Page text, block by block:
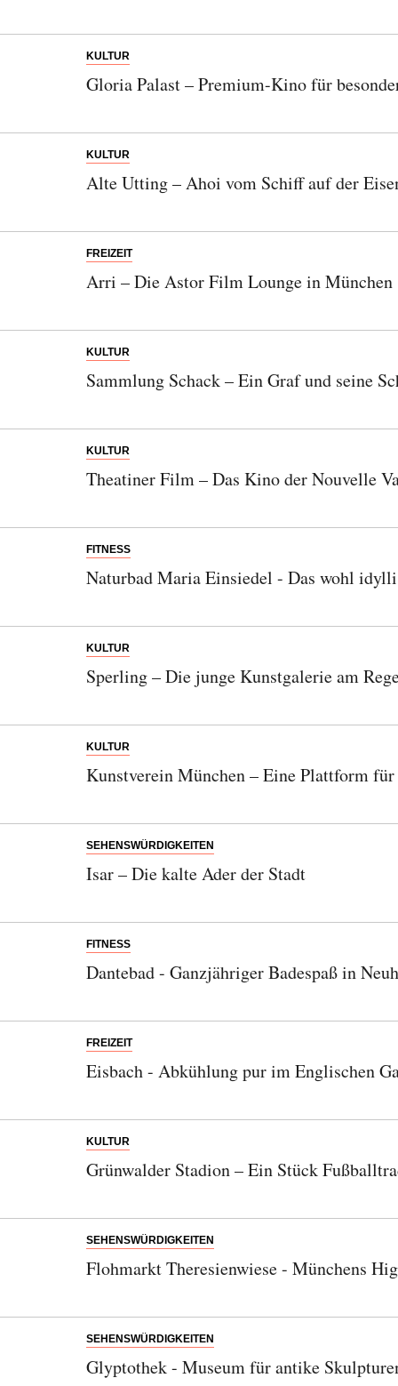
KULTUR
Gloria Palast – Premium-Kino für
KULTUR
Alte Utting – Ahoi vom Schiff auf der
FREIZEIT
Arri – Die Astor Film Lounge in München
KULTUR
Sammlung Schack – Ein Graf und seine
KULTUR
Theatiner Film – Das Kino der Nouvelle
FITNESS
Naturbad Maria Einsiedel - Das wohl
KULTUR
Sperling – Die junge Kunstgalerie am
KULTUR
Kunstverein München – Eine Plattform
SEHENSWÜRDIGKEITEN
Isar – Die kalte Ader der Stadt
FITNESS
Dantebad - Ganzjähriger Badespaß in
FREIZEIT
Eisbach - Abkühlung pur im Englischen
KULTUR
Grünwalder Stadion – Ein Stück
SEHENSWÜRDIGKEITEN
Flohmarkt Theresienwiese - Münchens
SEHENSWÜRDIGKEITEN
Glyptothek - Museum für antike
Entdecken Sie jede Woche neue schöne
Orte, handverlesene Geheimtipps und
einzigartige Reisen.
Bitte schicken Sie mir bis zum Widerruf meiner
zur Kenntnis genommen und akzeptiere diese.
SENDEN